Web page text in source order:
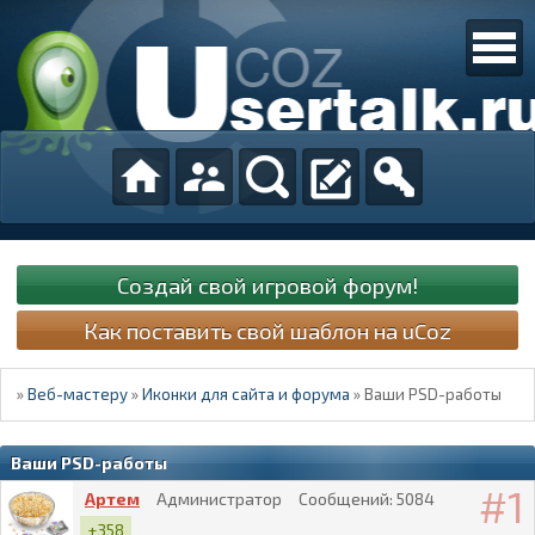
Создай свой игровой форум!
Как поставить свой шаблон на uCoz
»Веб-мастеру »Иконки для сайта и форума »Ваши PSD-работы
Ваши PSD-работы
1
Артем Администратор Сообщений: 5084
+358